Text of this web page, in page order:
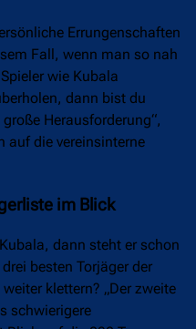
Errungenschaften
Fall, wenn man so nah
wie Kubala
dann bist du
Herausforderung“,
auf die vereinsinterne
im Blick
dann steht er schon
besten Torjäger der
klettern? „Der zweite
schwierigere